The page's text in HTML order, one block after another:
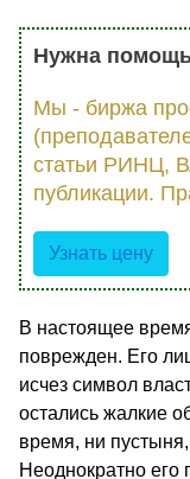
Нужна
Мы - биржа
статьи РИНЦ,
публикации.
Узнать цену
В настоящее
поврежден. Его
исчез символ
остались жалкие
время, ни
Неоднократно его